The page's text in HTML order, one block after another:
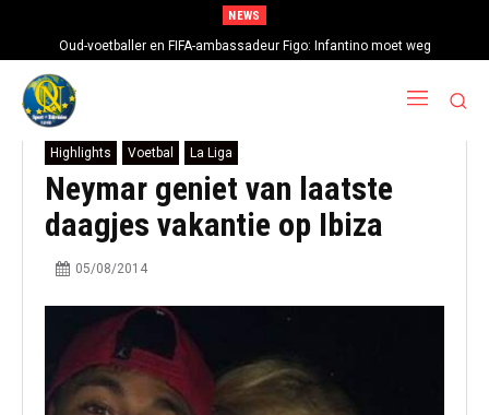
NEWS
Oud-voetballer en FIFA-ambassadeur Figo: Infantino moet weg
Highlights Voetbal La Liga
Neymar geniet van laatste
daagjes vakantie op Ibiza
05/08/2014